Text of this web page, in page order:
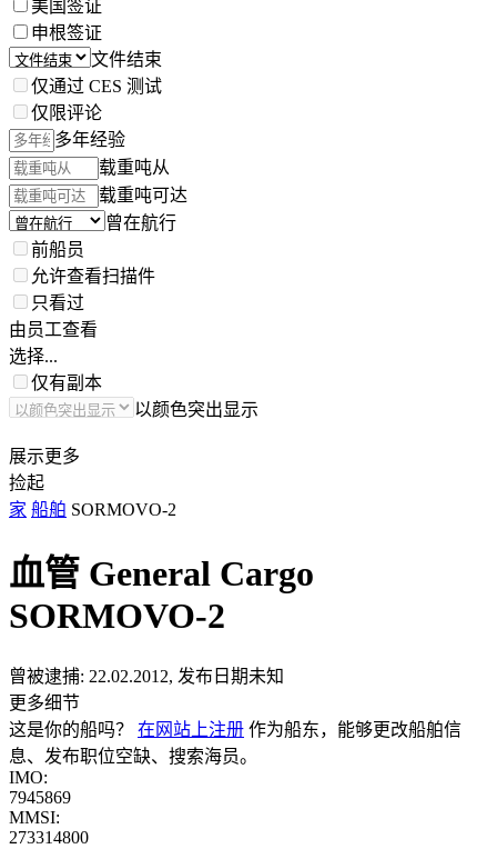
美国签证
申根签证
文件结束
仅通过 CES 测试
仅限评论
多年经验
载重吨从
载重吨可达
曾在航行
前船员
允许查看扫描件
只看过
由员工查看
选择...
仅有副本
以颜色突出显示
展示更多
捡起
家 船舶 SORMOVO-2
血管 General Cargo
SORMOVO-2
曾被逮捕: 22.02.2012, 发布日期未知
更多细节
这是你的船吗？ 在网站上注册 作为船东，能够更改船舶信
息、发布职位空缺、搜索海员。
IMO:
7945869
MMSI:
273314800